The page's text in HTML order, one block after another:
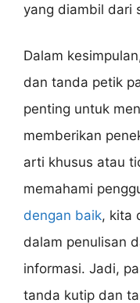
yang diambil dari
Dalam
dan tanda petik
penting untuk
memberikan
arti khusus atau
memahami
dengan baik, kita
dalam penulisan
informasi. Jadi,
tanda kutip dan